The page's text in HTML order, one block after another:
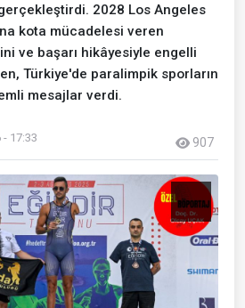
2028 Los Angeles
kota mücadelesi veren
ve başarı hikâyesiyle engelli
Türkiye'de paralimpik sporların
mesajlar verdi.
- 17:33 907